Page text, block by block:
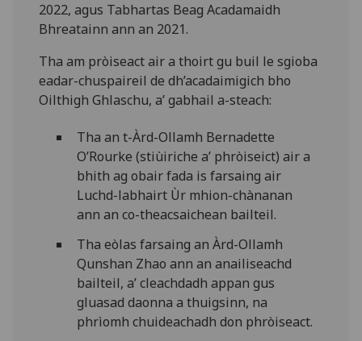
2022, agus Tabhartas Beag Acadamaidh
Bhreatainn ann an 2021.
Tha am pròiseact air a thoirt gu buil le sgioba
eadar-chuspaireil de dh’acadaimigich bho
Oilthigh Ghlaschu, a’ gabhail a-steach:
Tha an t-Àrd-Ollamh Bernadette
O’Rourke (stiùiriche a’ phròiseict) air a
bhith ag obair fada is farsaing air
Luchd-labhairt Ùr mhion-chànanan
ann an co-theacsaichean bailteil.
Tha eòlas farsaing an Àrd-Ollamh
Qunshan Zhao ann an anailiseachd
bailteil, a’ cleachdadh appan gus
gluasad daonna a thuigsinn, na
phrìomh chuideachadh don phròiseact.